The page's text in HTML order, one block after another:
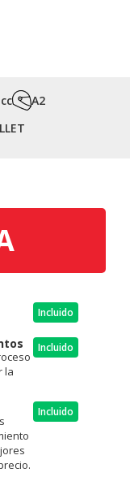
A2
Incluido
la
Incluido
Incluido